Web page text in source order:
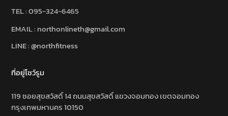
TEL :095-324-6465
EMAIL : northonlineth@gmail.com
LINE : @northfitness
ที่อยู่โชว์รูม
119 ซอยสุขสวัสดิ์ 14 ถนนสุขสวัสดิ์ แขวงจอมทอง เขตจอมทอง
กรุงเทพมหานคร 10150